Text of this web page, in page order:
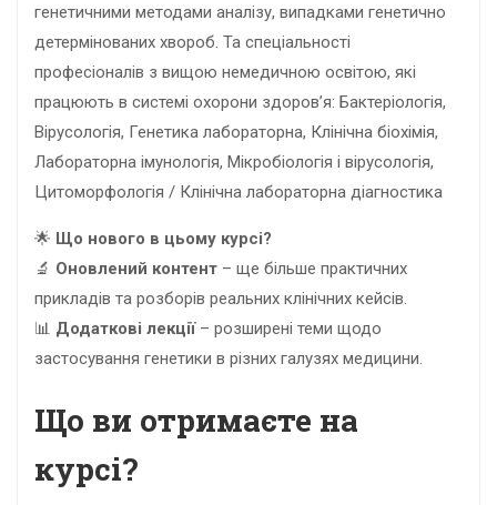
генетичними методами аналізу, випадками генетично
детермінованих хвороб. Та спеціальності
професіоналів з вищою немедичною освітою, які
працюють в системі охорони здоров’я: Бактеріологія,
Вірусологія, Генетика лабораторна, Клінічна біохімія,
Лабораторна імунологія, Мікробіологія і вірусологія,
Цитоморфологія / Клінічна лабораторна діагностика
🌟 Що нового в цьому курсі?
🔬 Оновлений контент – ще більше практичних
прикладів та розборів реальних клінічних кейсів.
📊 Додаткові лекції– розширені теми щодо
застосування генетики в різних галузях медицини.
Що ви отримаєте на
курсі?